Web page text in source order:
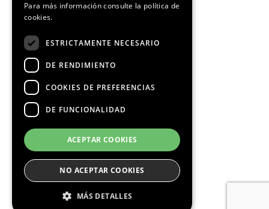
Media Partners
Para más información consulte la política de
cookies.
ESTRICTAMENTE NECESARIO
DE RENDIMIENTO
COOKIES DE PREFERENCIAS
DE FUNCIONALIDAD
ACEPTAR COOKIES
NO ACEPTAR COOKIES
MÁS DETALLES